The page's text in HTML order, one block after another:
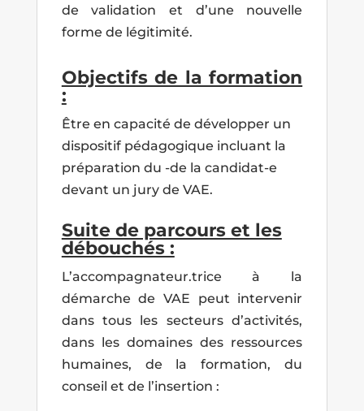
de validation et d’une nouvelle
forme de légitimité.
Objectifs de la formation
:
Être en capacité de développer un
dispositif pédagogique incluant la
préparation du -de la candidat-e
devant un jury de VAE.
Suite de parcours et les
débouchés :
L’accompagnateur.trice à la
démarche de VAE peut intervenir
dans tous les secteurs d’activités,
dans les domaines des ressources
humaines, de la formation, du
conseil et de l’insertion :